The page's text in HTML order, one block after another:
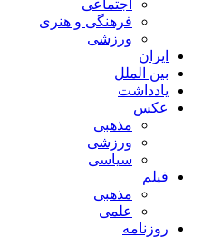
اجتماعی
فرهنگی و هنری
ورزشی
ایران
بین الملل
یادداشت
عکس
مذهبی
ورزشی
سیاسی
فیلم
مذهبی
علمی
روزنامه